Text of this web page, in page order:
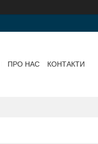
ПРО НАС КОНТАКТИ